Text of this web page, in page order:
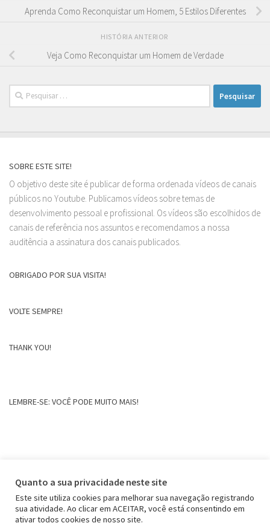
Aprenda Como Reconquistar um Homem, 5 Estilos Diferentes
HISTÓRIA ANTERIOR
Veja Como Reconquistar um Homem de Verdade
Pesquisar
por:
SOBRE ESTE SITE!
O objetivo deste site é publicar de forma ordenada vídeos de canais
públicos no Youtube. Publicamos vídeos sobre temas de
desenvolvimento pessoal e profissional. Os vídeos são escolhidos de
canais de referência nos assuntos e recomendamos a nossa
auditência a assinatura dos canais publicados.
OBRIGADO POR SUA VISITA!
VOLTE SEMPRE!
THANK YOU!
LEMBRE-SE: VOCÊ PODE MUITO MAIS!
Quanto a sua privacidade neste site
Este site utiliza cookies para melhorar sua navegação registrando
sua atividade. Ao clicar em ACEITAR, você está consentindo em
ativar todos cookies de nosso site.